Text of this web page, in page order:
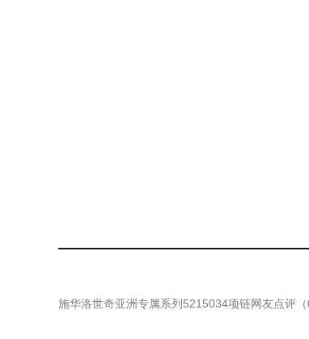
施华洛世奇亚洲专属系列5215034项链网友点评（